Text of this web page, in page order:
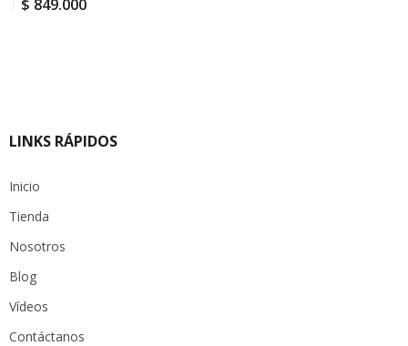
$ 849.000
LINKS RÁPIDOS
Inicio
Tienda
Nosotros
Blog
Vídeos
Contáctanos